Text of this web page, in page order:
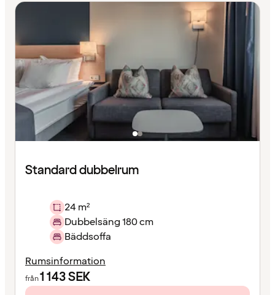
Standard dubbelrum
24 m²
Dubbelsäng 180 cm
Bäddsoffa
Rumsinformation
från1 143SEK